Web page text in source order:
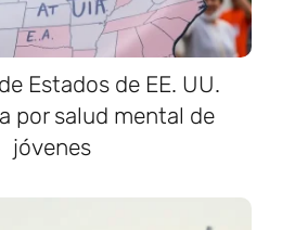
Estados de EE. UU.
por salud mental de
jóvenes